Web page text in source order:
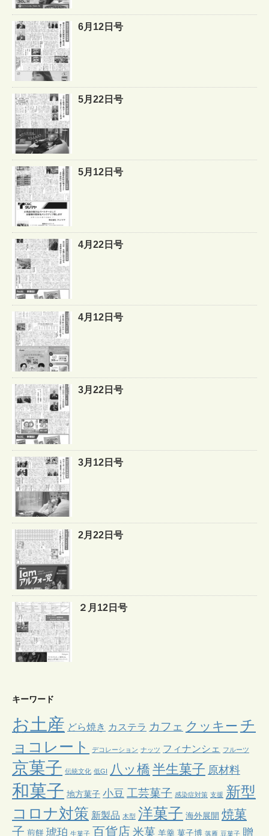
6月12日号
5月22日号
5月12日号
4月22日号
4月12日号
3月22日号
3月12日号
2月22日号
２月12日号
キーワード
お土産 どら焼き カステラ カフェ クッキー チ
ョコレート
デコレーション ナッツ フィナンシェ フルーツ
京菓子 伝統文化 低GI 八ッ橋 半生菓子 原材料
和菓子 地方菓子 小豆 工芸菓子 感染症対策 支援 新型
コロナ対策 新製品 木型 洋菓子 海外展開 焼菓
子 煎餅 琥珀 生菓子 百貨店 米菓 羊羹 菓子博 落雁 豆菓子 贈